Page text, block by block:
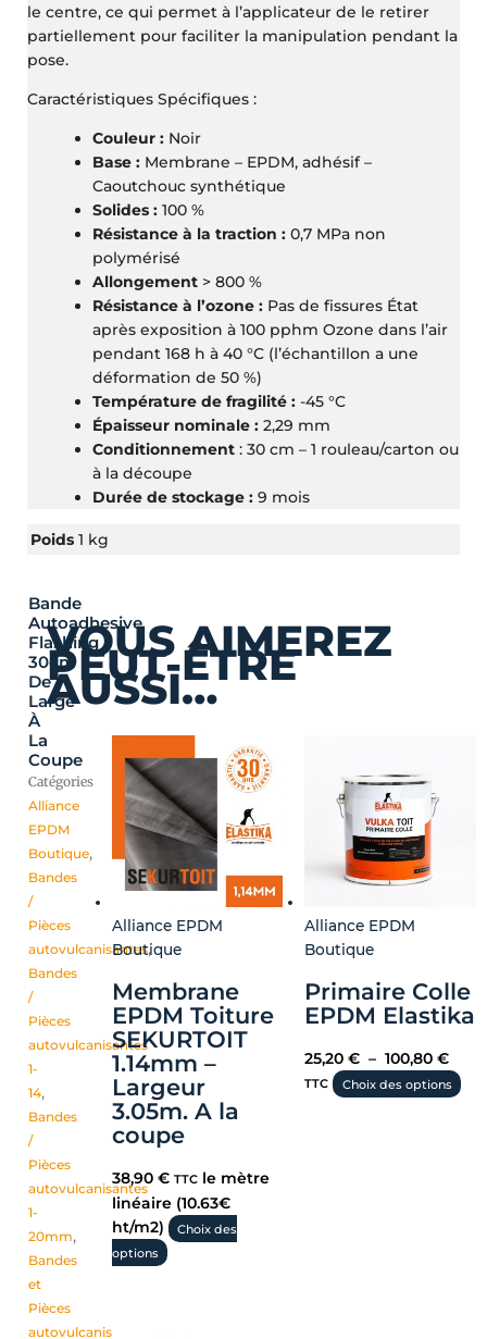
le centre, ce qui permet à l’applicateur de le retirer
partiellement pour faciliter la manipulation pendant la
pose.
Caractéristiques Spécifiques :
Couleur : Noir
Base : Membrane – EPDM, adhésif –
Caoutchouc synthétique
Solides :100 %
Résistance à la traction :0,7 MPa non
polymérisé
Allongement > 800 %
Résistance à l’ozone : Pas de fissures État
après exposition à 100 pphm Ozone dans l’air
pendant 168 h à 40 °C (l’échantillon a une
déformation de 50 %)
Température de fragilité :-45 °C
Épaisseur nominale :2,29 mm
Conditionnement: 30 cm – 1 rouleau/carton ou
à la découpe
Durée de stockage :9 mois
Poids 1 kg
Bande
Autoadhesive
Flashing
30cm
De
Large
À
La
Coupe
Catégories
Alliance
EPDM
Boutique,
Bandes
/
Pièces
autovulcanisantes,
Bandes
/
Pièces
autovulcanisantes
1-
14,
Bandes
/
Pièces
autovulcanisantes
1-
20mm,
Bandes
et
Pièces
autovulcanisantes
VOUS AIMEREZ
PEUT-ÊTRE
AUSSI…
Alliance EPDM
Boutique
Membrane
EPDM Toiture
SEKURTOIT
1.14mm –
Largeur
3.05m. A la
coupe
38,90 € TTCle mètre
linéaire (10.63€
ht/m2)
Choix des
options
Alliance EPDM
Boutique
Primaire Colle
EPDM Elastika
25,20€ – 100,80€
TTC Choix des options